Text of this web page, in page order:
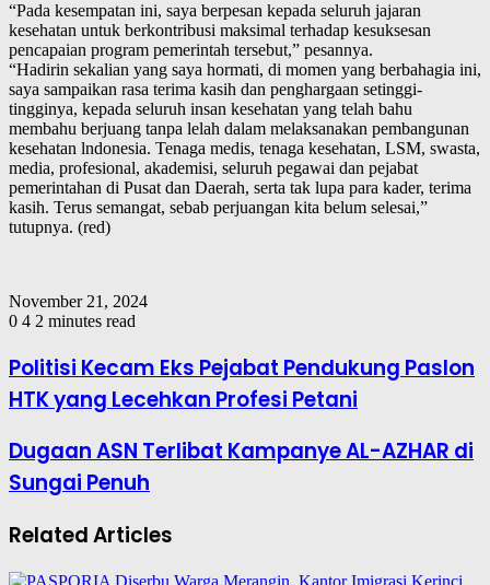
“Pada kesempatan ini, saya berpesan kepada seluruh jajaran
kesehatan untuk berkontribusi maksimal terhadap kesuksesan
pencapaian program pemerintah tersebut,” pesannya.
“Hadirin sekalian yang saya hormati, di momen yang berbahagia ini,
saya sampaikan rasa terima kasih dan penghargaan setinggi-
tingginya, kepada seluruh insan kesehatan yang telah bahu
membahu berjuang tanpa lelah dalam melaksanakan pembangunan
kesehatan lndonesia. Tenaga medis, tenaga kesehatan, LSM, swasta,
media, profesional, akademisi, seluruh pegawai dan pejabat
pemerintahan di Pusat dan Daerah, serta tak lupa para kader, terima
kasih. Terus semangat, sebab perjuangan kita belum selesai,”
tutupnya. (red)
November 21, 2024
0 4 2 minutes read
Politisi Kecam Eks Pejabat Pendukung Paslon
HTK yang Lecehkan Profesi Petani
Dugaan ASN Terlibat Kampanye AL-AZHAR di
Sungai Penuh
Related Articles